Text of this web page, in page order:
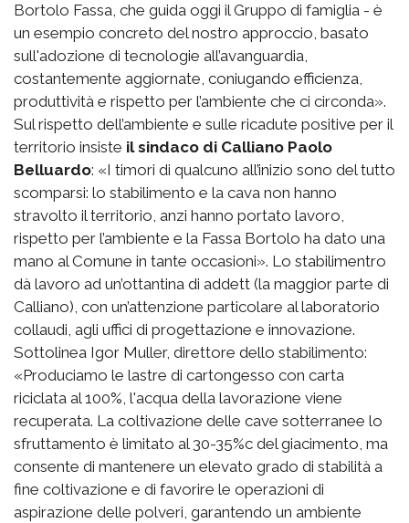
Bortolo Fassa, che guida oggi il Gruppo di famiglia - è
un esempio concreto del nostro approccio, basato
sull'adozione di tecnologie all’avanguardia,
costantemente aggiornate, coniugando efficienza,
produttività e rispetto per l’ambiente che ci circonda».
Sul rispetto dell’ambiente e sulle ricadute positive per il
territorio insiste il sindaco di Calliano Paolo
Belluardo: «I timori di qualcuno all’inizio sono del tutto
scomparsi: lo stabilimento e la cava non hanno
stravolto il territorio, anzi hanno portato lavoro,
rispetto per l’ambiente e la Fassa Bortolo ha dato una
mano al Comune in tante occasioni». Lo stabilimentro
dà lavoro ad un’ottantina di addett (la maggior parte di
Calliano), con un’attenzione particolare al laboratorio
collaudi, agli uffici di progettazione e innovazione.
Sottolinea Igor Muller, direttore dello stabilimento:
«Produciamo le lastre di cartongesso con carta
riciclata al 100%, l'acqua della lavorazione viene
recuperata. La coltivazione delle cave sotterranee lo
sfruttamento è limitato al 30-35%c del giacimento, ma
consente di mantenere un elevato grado di stabilità a
fine coltivazione e di favorire le operazioni di
aspirazione delle polveri, garantendo un ambiente